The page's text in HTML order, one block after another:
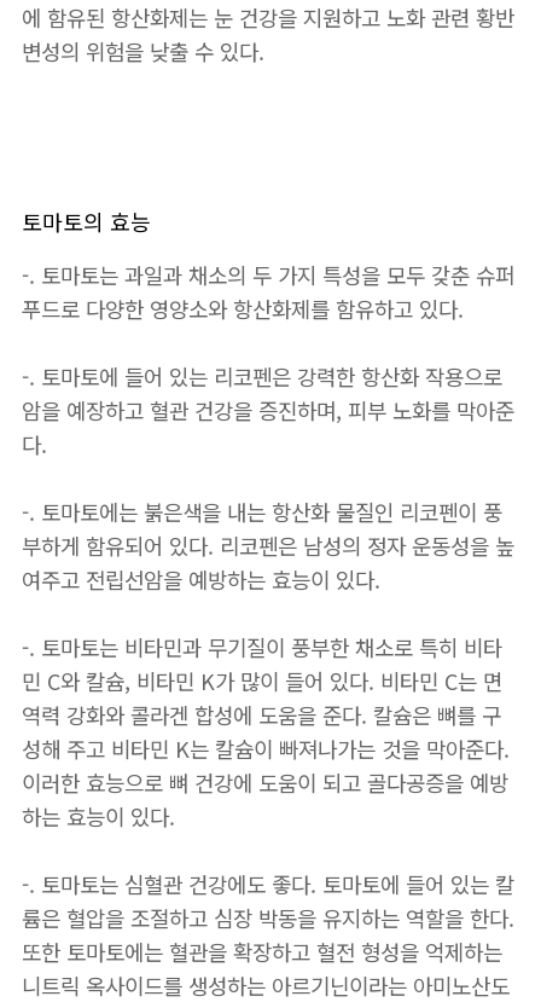
에 함유된 항산화제는 눈 건강을 지원하고 노화 관련 황반
변성의 위험을 낮출 수 있다.
토마토의 효능
-. 토마토는 과일과 채소의 두 가지 특성을 모두 갖춘 슈퍼
푸드로 다양한 영양소와 항산화제를 함유하고 있다.
-. 토마토에 들어 있는 리코펜은 강력한 항산화 작용으로
암을 예장하고 혈관 건강을 증진하며, 피부 노화를 막아준
다.
-. 토마토에는 붉은색을 내는 항산화 물질인 리코펜이 풍
부하게 함유되어 있다. 리코펜은 남성의 정자 운동성을 높
여주고 전립선암을 예방하는 효능이 있다.
-. 토마토는 비타민과 무기질이 풍부한 채소로 특히 비타
민 C와 칼슘, 비타민 K가 많이 들어 있다. 비타민 C는 면
역력 강화와 콜라겐 합성에 도움을 준다. 칼슘은 뼈를 구
성해 주고 비타민 K는 칼슘이 빠져나가는 것을 막아준다.
이러한 효능으로 뼈 건강에 도움이 되고 골다공증을 예방
하는 효능이 있다.
-. 토마토는 심혈관 건강에도 좋다. 토마토에 들어 있는 칼
륨은 혈압을 조절하고 심장 박동을 유지하는 역할을 한다.
또한 토마토에는 혈관을 확장하고 혈전 형성을 억제하는
니트릭 옥사이드를 생성하는 아르기닌이라는 아미노산도